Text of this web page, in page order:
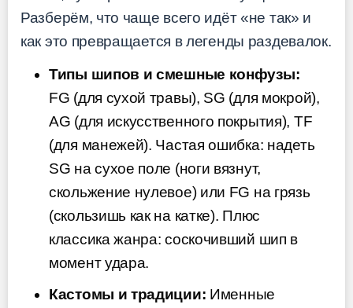
Разберём, что чаще всего идёт «не так» и
как это превращается в легенды раздевалок.
Типы шипов и смешные конфузы:
FG (для сухой травы), SG (для мокрой),
AG (для искусственного покрытия), TF
(для манежей). Частая ошибка: надеть
SG на сухое поле (ноги вязнут,
скольжение нулевое) или FG на грязь
(скользишь как на катке). Плюс
классика жанра: соскочивший шип в
момент удара.
Кастомы и традиции: Именные